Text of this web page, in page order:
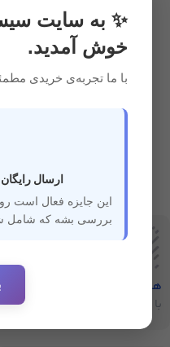
هفت‌روز‌ضمانت‌بازگشت
با خیال راحت خرید کنید
✨ به سایت
خوش آمدید.
با ما تجربه‌ی خریدی
ارسال
این جایزه فعال است
بررسی بشه که شامل